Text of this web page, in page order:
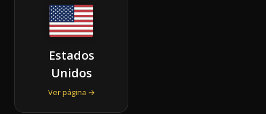
Estados
Unidos
Ver página →